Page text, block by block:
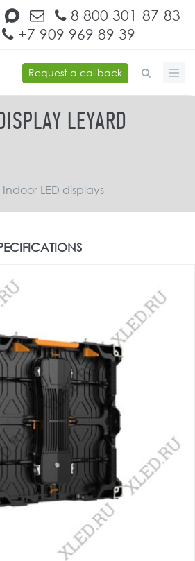
8 800 301-87-83
+7 909 969 89 39
Request a callback
LEYARD
Indoor LED displays